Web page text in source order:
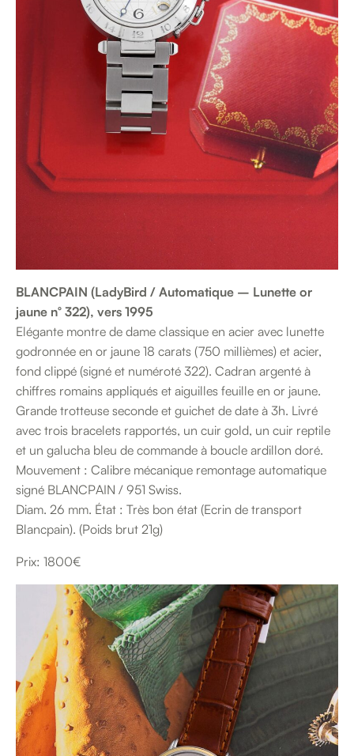
BLANCPAIN (LadyBird / Automatique – Lunette or
jaune n° 322), vers 1995
Elégante montre de dame classique en acier avec lunette
godronnée en or jaune 18 carats (750 millièmes) et acier,
fond clippé (signé et numéroté 322). Cadran argenté à
chiffres romains appliqués et aiguilles feuille en or jaune.
Grande trotteuse seconde et guichet de date à 3h. Livré
avec trois bracelets rapportés, un cuir gold, un cuir reptile
et un galucha bleu de commande à boucle ardillon doré.
Mouvement : Calibre mécanique remontage automatique
signé BLANCPAIN / 951 Swiss.
Diam. 26 mm. État : Très bon état (Ecrin de transport
Blancpain). (Poids brut 21g)
Prix: 1800€